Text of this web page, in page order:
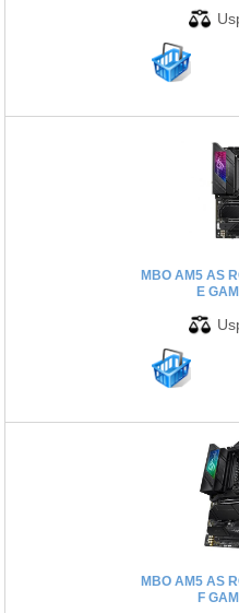
MBO AM5 AS
E
MBO AM5 AS
F